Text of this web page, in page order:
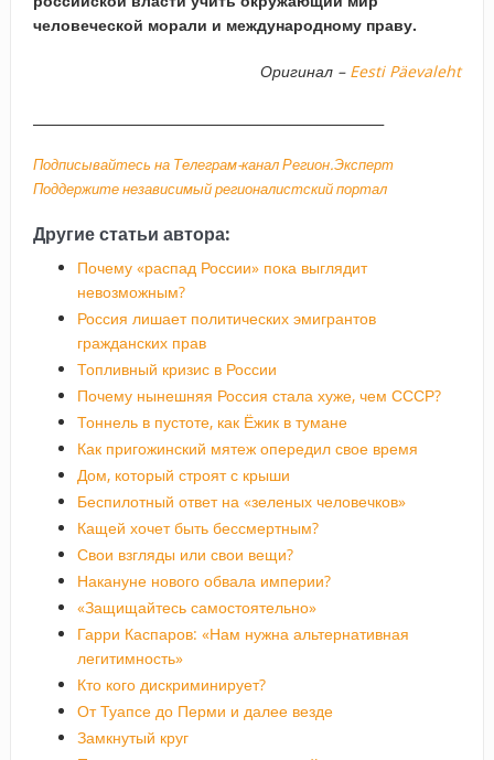
человеческой морали и международному праву.
Оригинал – Eesti Päevaleht
Подписывайтесь на Телеграм-канал Регион.Эксперт
Поддержите независимый регионалистский портал
Другие статьи автора:
Почему «распад России» пока выглядит
невозможным?
Россия лишает политических эмигрантов
гражданских прав
Топливный кризис в России
Почему нынешняя Россия стала хуже, чем СССР?
Тоннель в пустоте, как Ёжик в тумане
Как пригожинский мятеж опередил свое время
Дом, который строят с крыши
Беспилотный ответ на «зеленых человечков»
Кащей хочет быть бессмертным?
Свои взгляды или свои вещи?
Накануне нового обвала империи?
«Защищайтесь самостоятельно»
Гарри Каспаров: «Нам нужна альтернативная
легитимность»
Кто кого дискриминирует?
От Туапсе до Перми и далее везде
Замкнутый круг